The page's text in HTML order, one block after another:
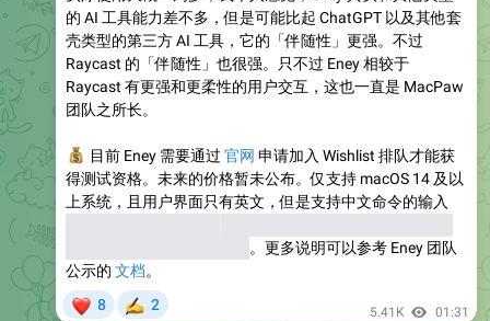
的 AI 工具能力差不多，但是可能比起 ChatGPT 以及其他套
壳类型的第三方 AI 工具，它的「伴随性」更强。不过
Raycast 的「伴随性」也很强。只不过 Eney 相较于
Raycast 有更强和更柔性的用户交互，这也一直是 MacPaw
团队之所长。
目前 Eney 需要通过 官网 申请加入 Wishlist 排队才能获
得测试资格。未来的价格暂未公布。仅支持 macOS 14 及以
上系统，且用户界面只有英文，但是支持中文命令的输入
。更多说明可以参考 Eney 团队
公示的 文档。
8 2 5.41K 01:31